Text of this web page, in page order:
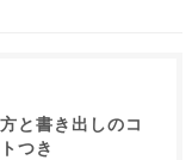
と書き出しのコ
つき